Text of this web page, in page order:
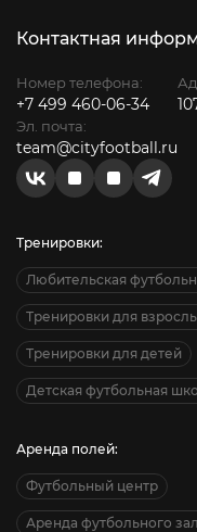
Контактная
Номер телефона:
+7 499 460-06-34
Эл. почта:
team@cityfootball.ru
Тренировки:
Любительская
Тренировки для
Тренировки для детей
Детская футбольная
Аренда полей:
Футбольный центр
Аренда футбольного